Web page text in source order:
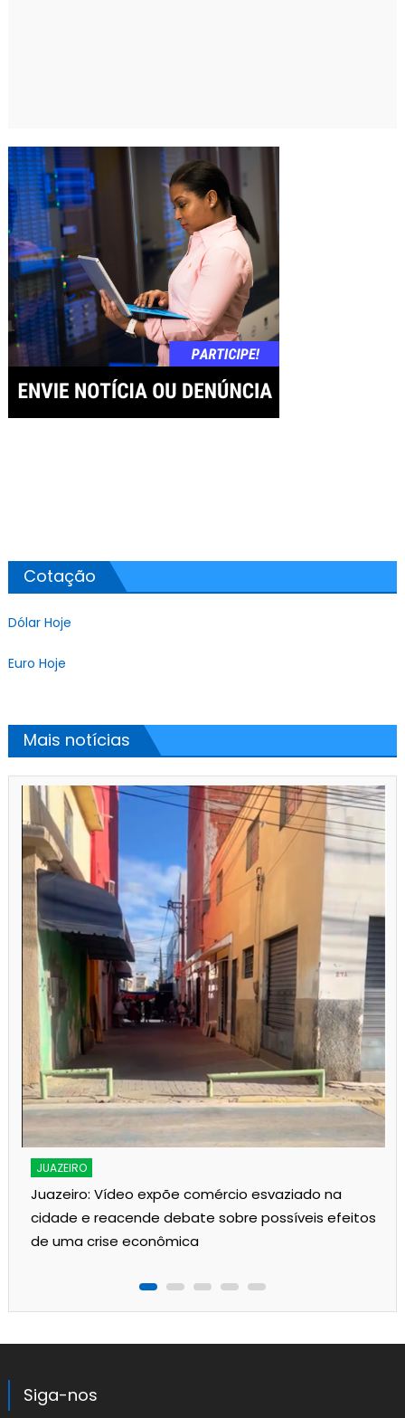
Cotação
Dólar Hoje
Euro Hoje
Mais notícias
JUAZEIRO
Juazeiro: Vídeo expõe comércio esvaziado na
cidade e reacende debate sobre possíveis efeitos
de uma crise econômica
Siga-nos